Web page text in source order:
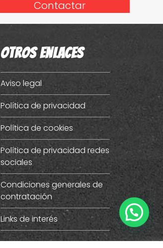
Contactar
Otros enlaces
Aviso legal
Política de privacidad
Política de cookies
Política de privacidad redes
sociales
Condiciones generales de
contratación
Links de interés